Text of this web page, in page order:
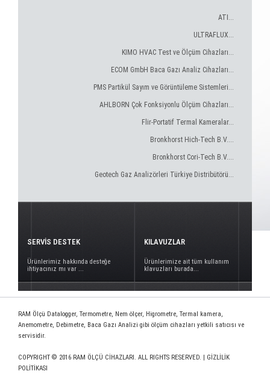
ATI...
ULTRAFLUX...
KIMO HVAC Test ve Ölçüm Cihazları...
ECOM GmbH Baca Gazı Analiz Cihazları...
PMS Partikül Sayım ve Görüntüleme Sistemleri...
AHLBORN Çok Fonksiyonlu Ölçüm Cihazları...
Flir-Portatif Termal Kameralar...
Bronkhorst Hich-Tech B.V....
Bronkhorst Cori-Tech B.V....
Geotech Gaz Analizörleri Türkiye Distribütörü...
SERVİS DESTEK
Ürünlerimiz hakkında desteğe
ihtiyacınız mı var ...
KILAVUZLAR
Ürünlerimize ait tüm kullanım
klavuzları burada...
RAM Ölçü Datalogger, Termometre, Nem ölçer, Higrometre, Termal kamera,
Anemometre, Debimetre, Baca Gazı Analizi gibi ölçüm cihazları yetkili satıcısı ve
servisidir.
COPYRIGHT © 2016 RAM ÖLÇÜ CİHAZLARI. ALL RIGHTS RESERVED. | GİZLİLİK
POLİTİKASI